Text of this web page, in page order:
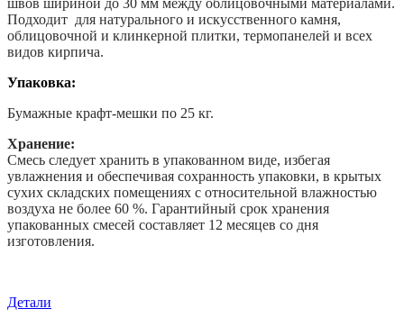
Подходит для натурального и искусственного камня,
облицовочной и клинкерной плитки, термопанелей и всех
видов кирпича.
Упаковка:
Бумажные крафт-мешки по 25 кг.
Хранение:
Смесь следует хранить в упакованном виде, избегая
увлажнения и обеспечивая сохранность упаковки, в крытых
сухих складских помещениях с относительной влажностью
воздуха не более 60 %. Гарантийный срок хранения
упакованных смесей составляет 12 месяцев со дня
изготовления.
Детали